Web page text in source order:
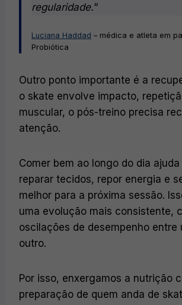
regularidade.“
Luciana Haddad – médica e atleta em
Probiótica
Outro ponto importante é a
o skate envolve impacto,
muscular, o pós-treino precisa
atenção.
Comer bem ao longo do dia
reparar tecidos, repor energia e
melhor para a próxima sessão.
uma evolução mais consistente,
oscilações de desempenho entre
outro.
Por isso, enxergamos a nutrição
preparação de quem anda de